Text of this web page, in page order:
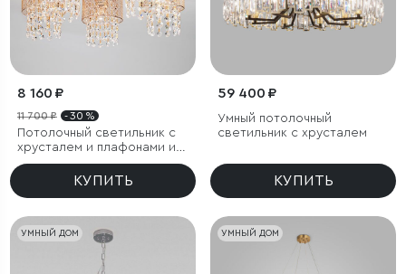
8 160 ₽
11 700 ₽ - 30 %
Потолочный светильник с
хрусталем и плафонами из
металла
КУПИТЬ
59 400 ₽
Умный потолочный
светильник с хрусталем
КУПИТЬ
УМНЫЙ ДОМ УМНЫЙ ДОМ